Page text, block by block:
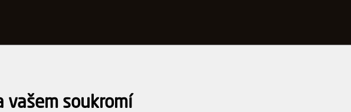
vašem soukromí